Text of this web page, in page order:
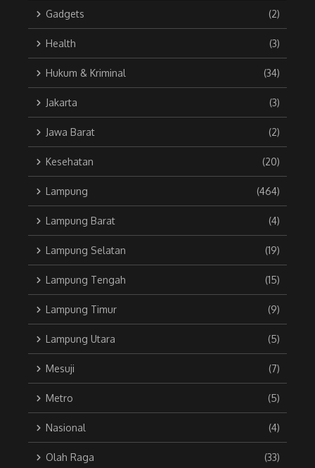
Gadgets (2)
Health (3)
Hukum & Kriminal (34)
Jakarta (3)
Jawa Barat (2)
Kesehatan (20)
Lampung (464)
Lampung Barat (4)
Lampung Selatan (19)
Lampung Tengah (15)
Lampung Timur (9)
Lampung Utara (5)
Mesuji (7)
Metro (5)
Nasional (4)
Olah Raga (33)